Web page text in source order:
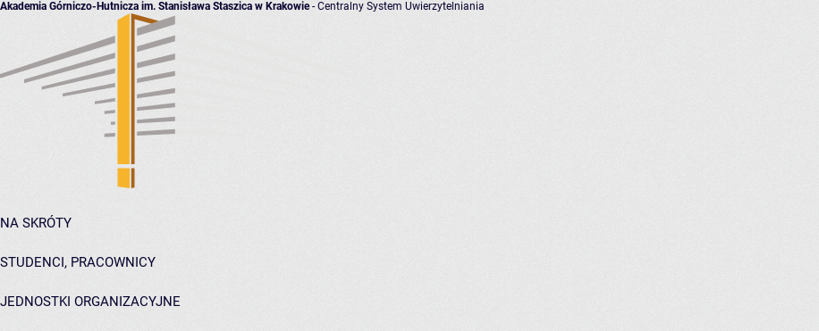
Akademia Górniczo-Hutnicza im. Stanisława Staszica w Krakowie- Centralny System Uwierzytelniania
NA SKRÓTY
STUDENCI, PRACOWNICY
JEDNOSTKI ORGANIZACYJNE